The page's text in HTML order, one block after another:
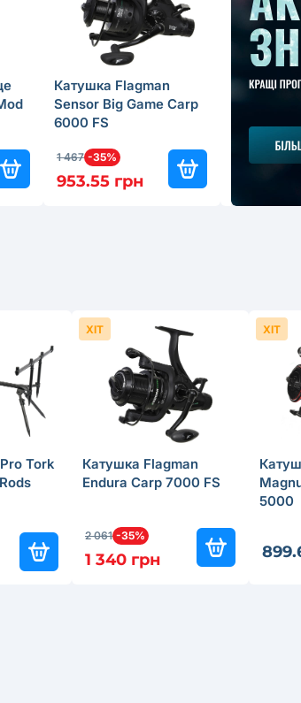
Flagman
Feeder
Катушка Flagman
Sensor Big Game Carp
6000 FS
1 467 -35%
953.55 грн
Tork
Катушка Flagman
Endura Carp 7000 FS
2 061 -35%
1 340 грн
ХІТ
5000
ХІТ